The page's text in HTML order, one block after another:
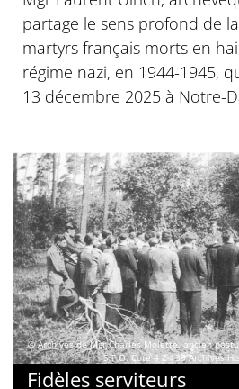
partage le sens profond de
martyrs français morts en
régime nazi, en 1944-1945,
13 décembre 2025 à Notre-
© Archives de Mgr Charles Molette, ancien
S.T.O. Cote 4 Z 139 Archives
Fidèles serviteurs